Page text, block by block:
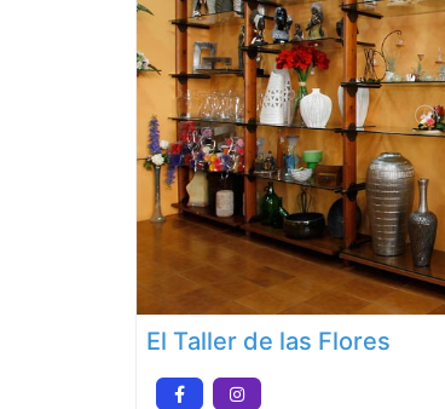
El Taller de las Flores